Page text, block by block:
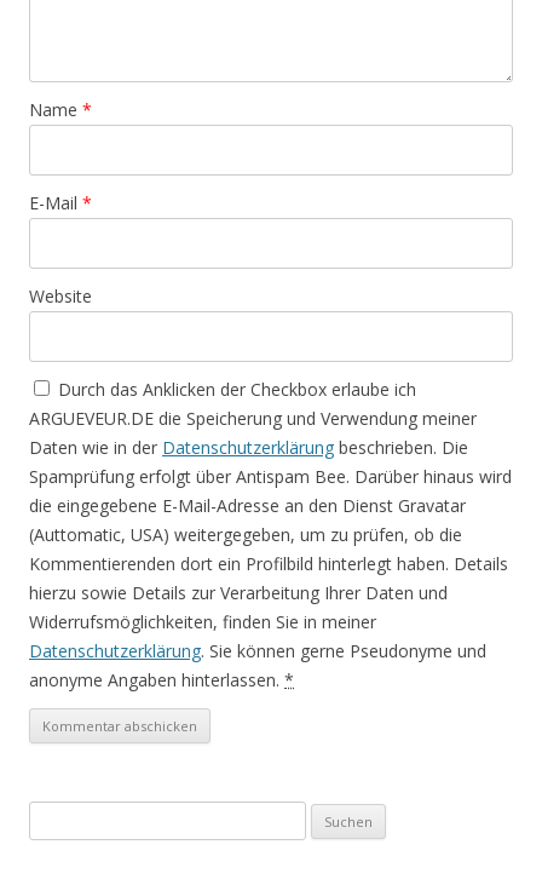
Name *
E-Mail *
Website
Durch das Anklicken der Checkbox erlaube ich
ARGUEVEUR.DE die Speicherung und Verwendung meiner
Daten wie in der Datenschutzerklärung beschrieben. Die
Spamprüfung erfolgt über Antispam Bee. Darüber hinaus wird
die eingegebene E-Mail-Adresse an den Dienst Gravatar
(Auttomatic, USA) weitergegeben, um zu prüfen, ob die
Kommentierenden dort ein Profilbild hinterlegt haben. Details
hierzu sowie Details zur Verarbeitung Ihrer Daten und
Widerrufsmöglichkeiten, finden Sie in meiner
Datenschutzerklärung. Sie können gerne Pseudonyme und
anonyme Angaben hinterlassen. *
u